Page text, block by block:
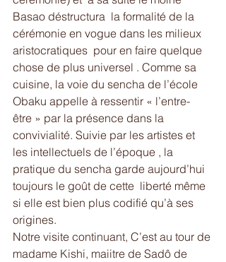
Basao déstructura  la formalité de la
cérémonie en vogue dans les milieux
aristocratiques  pour en faire quelque
chose de plus universel . Comme sa
cuisine, la voie du sencha de l’école
Obaku appelle à ressentir « l’entre-
être » par la présence dans la
convivialité. Suivie par les artistes et
les intellectuels de l’époque , la
pratique du sencha garde aujourd’hui
toujours le goût de cette  liberté même
si elle est bien plus codifié qu’à ses
origines.
Notre visite continuant, C’est au tour de
madame Kishi, maiitre de Sadô de